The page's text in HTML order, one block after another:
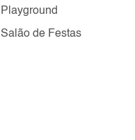
Playground
Salão de Festas